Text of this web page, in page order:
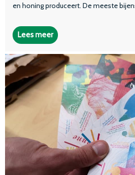
en honing produceert. De meeste
Lees meer